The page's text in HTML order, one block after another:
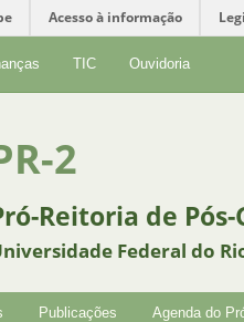
Acesso à informação
TIC Ouvidoria
2
Reitoria de
Federal do
Publicações Agenda do